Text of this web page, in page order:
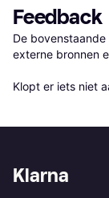
Feedback
De
externe bronnen
Klopt er iets niet
Klarna